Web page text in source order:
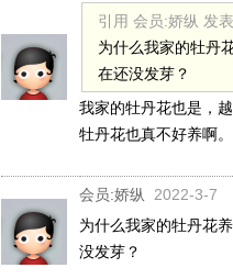
引用 会员:娇纵 发
为什么我家的牡丹
在还没发芽？
我家的牡丹花也是，
牡丹花也真不好养啊。
会员:娇纵 2022-3-7
为什么我家的牡丹花
没发芽？